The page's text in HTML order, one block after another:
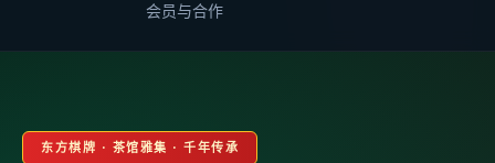
会员与合作
东方棋牌 · 茶馆雅集 · 千年传承